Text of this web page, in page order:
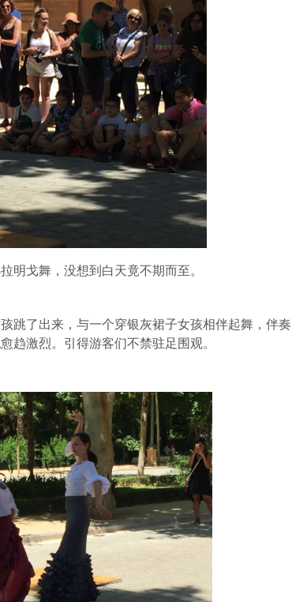
明戈舞，没想到白天竟不期而至。
跳了出来，与一个穿银灰裙子女孩相伴起舞，伴奏
趋激烈。引得游客们不禁驻足围观。